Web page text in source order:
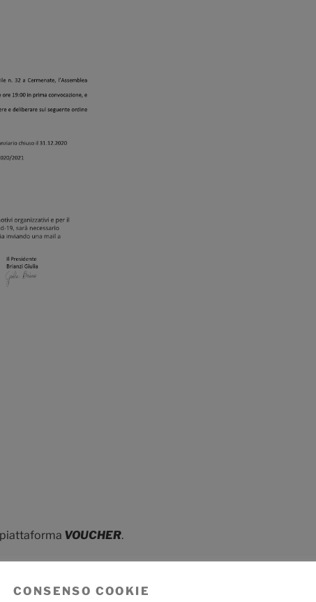
VOUCHER.
p.v. e fino alle ore 14,00 del 15 aprile
la piattaforma per la richiesta
CONSENSO COOKIE